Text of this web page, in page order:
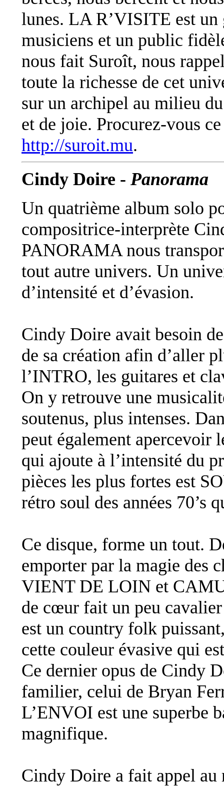
lunes. LA R’VISITE est un
musiciens et un public
nous fait Suroît, nous
toute la richesse de cet
sur un archipel au milieu
et de joie. Procurez-vous
http://suroit.mu.
Cindy Doire - Panorama
Un quatrième album solo
compositrice-interprète
PANORAMA nous
tout autre univers. Un
d’intensité et d’évasion.
Cindy Doire avait besoin
de sa création afin d’aller
l’INTRO, les guitares et
On y retrouve une
soutenus, plus intenses.
peut également apercevoir
qui ajoute à l’intensité du
pièces les plus fortes est
rétro soul des années 70’s
Ce disque, forme un tout.
emporter par la magie des
VIENT DE LOIN et
de cœur fait un peu
est un country folk
cette couleur évasive qui
Ce dernier opus de Cindy
familier, celui de Bryan
L’ENVOI est une superbe
magnifique.
Cindy Doire a fait appel